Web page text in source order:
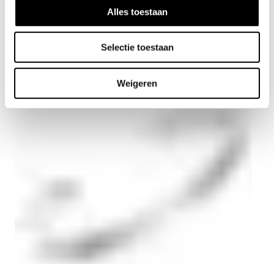
Alles toestaan
Selectie toestaan
Weigeren
Bouble ring
46EUR